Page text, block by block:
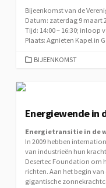
Bijeenkomst van de
Datum: zaterdag 9 maart
Tijd: 14:00 – 16:30; inloop
Plaats: Agnieten Kapel in
CATEGORIEËN
BIJEENKOMST
Energiewende in
Energietransitie in de
In 2009 hebben
van industrieën hun
Desertec Foundation om
richten. Aan het begin
gigantische